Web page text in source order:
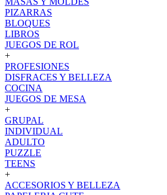
PIZARRAS
BLOQUES
LIBROS
JUEGOS DE ROL
+
PROFESIONES
DISFRACES Y BELLEZA
COCINA
JUEGOS DE MESA
+
GRUPAL
INDIVIDUAL
ADULTO
PUZZLE
TEENS
+
ACCESORIOS Y BELLEZA